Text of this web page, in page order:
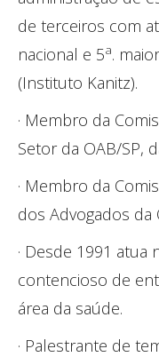
de terceiros com
nacional e 5a.
(Instituto Kanitz).
· Membro da
Setor da OAB/SP,
· Membro da
dos Advogados da
· Desde 1991 atua
contencioso de
área da saúde.
· Palestrante de